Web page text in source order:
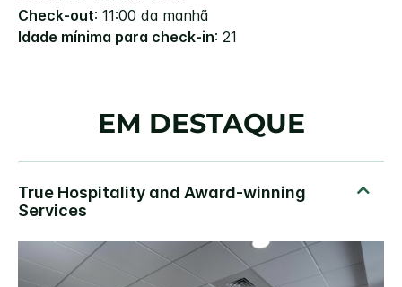
Check-out: 11:00 da manhã
Idade mínima para check-in: 21
EM DESTAQUE